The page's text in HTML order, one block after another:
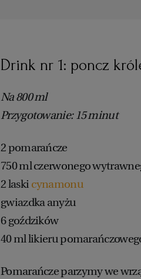
Drink nr 1: poncz
Na 800 ml
Przygotowanie: 15 minut
2 pomarańcze
750 ml czerwonego
2 laski cynamonu
gwiazdka anyżu
6 goździków
40 ml likieru
Pomarańcze parzymy we